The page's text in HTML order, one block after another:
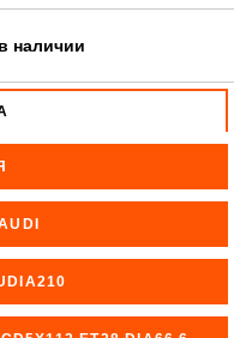
наличии